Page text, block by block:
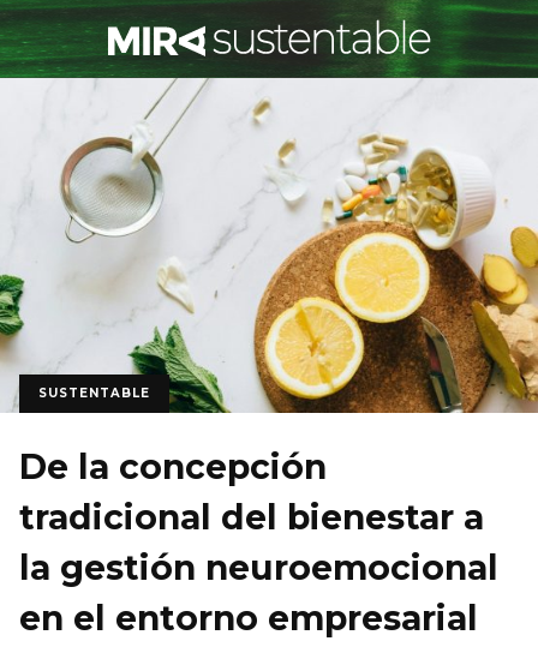
SUSTENTABLE
De la concepción
tradicional del bienestar a
la gestión neuroemocional
en el entorno empresarial